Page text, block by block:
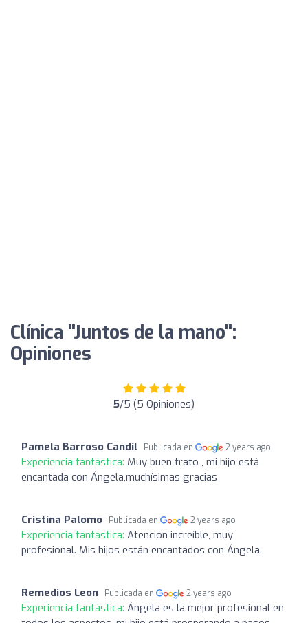
Clínica "Juntos de la mano":
Opiniones
5/5 (5 Opiniones)
Pamela Barroso Candil Publicada en 2 years ago
Experiencia fantástica: Muy buen trato , mi hijo está
encantada con Ángela,muchísimas gracias
Cristina Palomo Publicada en 2 years ago
Experiencia fantástica: Atención increíble, muy
profesional. Mis hijos están encantados con Ángela.
Remedios Leon Publicada en 2 years ago
Experiencia fantástica: Ángela es la mejor profesional en